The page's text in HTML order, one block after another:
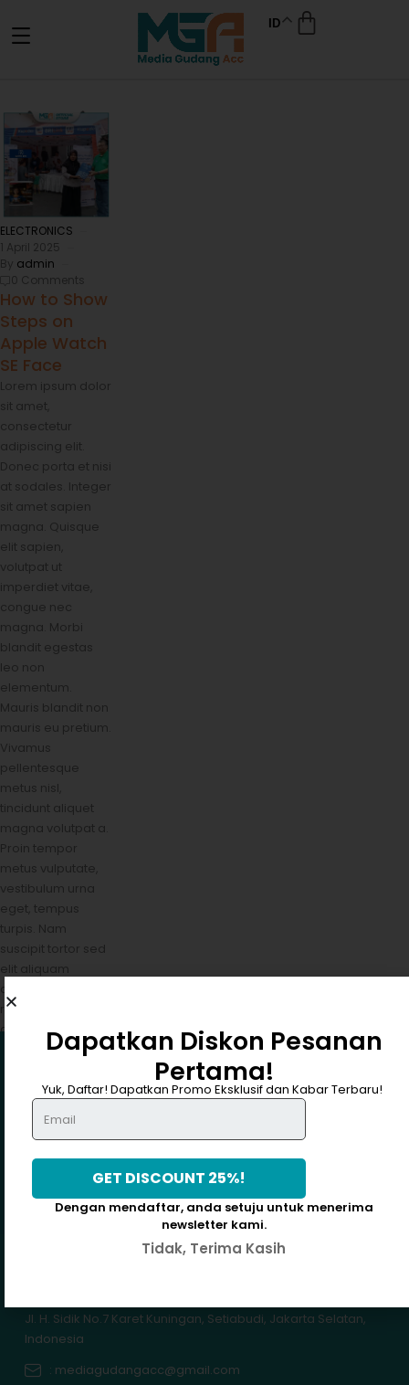
ID
ELECTRONICS
1 April 2025
By admin
0 Comments
How to Show
Steps on
Apple Watch
SE Face
Lorem ipsum dolor
sit amet,
consectetur
adipiscing elit.
Donec porta et nisi
at sodales. Integer
sit amet sapien
magna. Quisque
elit sapien,
volutpat ut
imperdiet vitae,
congue nec
magna. Morbi
blandit egestas
leo non
elementum.
Mauris blandit non
mauris eu pretium.
Vivamus
pellentesque
metus nisl,
tincidunt aliquet
magna volutpat a.
Proin tempor
metus vulputate,
vestibulum urna
eget, tempus
turpis. Nam
suscipit tortor sed
elit aliquam
dignissim. In
rutrum lacus id
auctor feugiat.
Nam pretium
amet rhoncus
a. Ut viverra libero
READ MORE
Jl. H. Sidik No.7 Karet Kuningan, Setiabudi, Jakarta Selatan,
Indonesia
: mediagudangacc@gmail.com
Dapatkan Diskon Pesanan
Pertama!
Yuk, Daftar! Dapatkan Promo Eksklusif dan Kabar Terbaru!
Dengan mendaftar, anda setuju untuk menerima
newsletter kami.
Tidak, Terima Kasih